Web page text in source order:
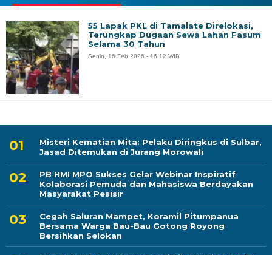
Misteri Kematian Mita: Pelaku Diringkus di Sulbar,
Jasad Ditemukan di Jurang Morowali
PB HMI MPO Sukses Gelar Webinar Inspiratif
Kolaborasi Pemuda dan Mahasiswa Berdayakan
Masyarakat Pesisir
Cegah Saluran Mampet, Koramil Pitumpanua
Bersama Warga Bau-Bau Gotong Royong
Bersihkan Selokan
55 Lapak PKL di Tamalate Direlokasi,
Terungkap Dugaan Sewa Lahan Fasum
Selama 30 Tahun
Senin, 16 Feb 2026 - 16:12 WIB